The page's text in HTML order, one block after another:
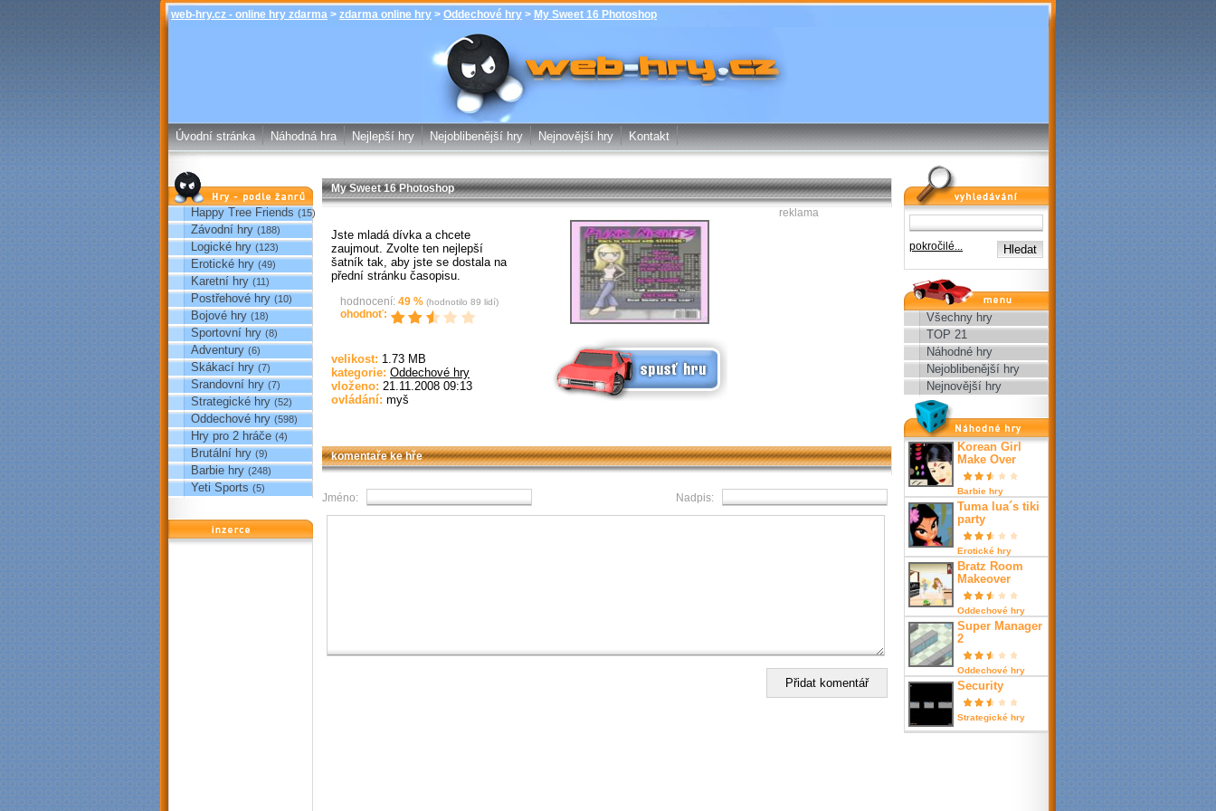
web-hry.cz - online hry zdarma > zdarma online hry > Oddechové hry > My Sweet 16 Photoshop
My Sweet 16 Photoshop - Oddechové
hry - zdarma online hry web-hry.cz -
online hry zdarma
Úvodní stránka Náhodná hra Nejlepší hry Nejoblibenější hry Nejnovější hry Kontakt
Hry podle žánrů
Happy Tree Friends (15)
Závodní hry (188)
Logické hry (123)
Erotické hry (49)
Karetní hry (11)
Postřehové hry (10)
Bojové hry (18)
Sportovní hry (8)
Adventury (6)
Skákací hry (7)
Srandovní hry (7)
Strategické hry (52)
Oddechové hry (598)
Hry pro 2 hráče (4)
Brutální hry (9)
Barbie hry (248)
Yeti Sports (5)
reklama
My Sweet 16 Photoshop
Spusť online hru zdarma
Jste mladá dívka a chcete
zaujmout. Zvolte ten nejlepší
šatník tak, aby jste se dostala na
přední stránku časopisu.
hodnocení: 49 % (hodnotilo 89 lidí)
ohodnoť:
velikost: 1.73 MB
kategorie: Oddechové hry
vloženo: 21.11.2008 09:13
ovládání: myš
reklama
komentaře ke hře
Jméno: Nadpis:
vyhledávání
pokročilé...
menu
Všechny hry
TOP 21
Náhodné hry
Nejoblibenější hry
Nejnovější hry
nahodné hry
Korean Girl
Make Over
Barbie hry
Tuma lua´s tiki
party
Erotické hry
Bratz Room
Makeover
Oddechové hry
Super Manager
2
Oddechové hry
Security
Strategické hry